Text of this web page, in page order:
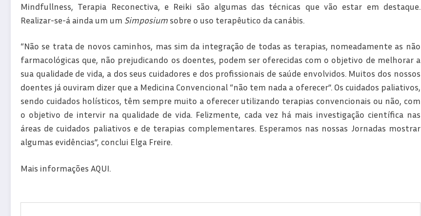
Mindfullness, Terapia Reconectiva, e Reiki são algumas das técnicas que vão estar em destaque.
Realizar-se-á ainda um um Simposium sobre o uso terapêutico da canábis.
“Não se trata de novos caminhos, mas sim da integração de todas as terapias, nomeadamente as não
farmacológicas que, não prejudicando os doentes, podem ser oferecidas com o objetivo de melhorar a
sua qualidade de vida, a dos seus cuidadores e dos profissionais de saúde envolvidos. Muitos dos nossos
doentes já ouviram dizer que a Medicina Convencional “não tem nada a oferecer”. Os cuidados paliativos,
sendo cuidados holísticos, têm sempre muito a oferecer utilizando terapias convencionais ou não, com
o objetivo de intervir na qualidade de vida. Felizmente, cada vez há mais investigação científica nas
áreas de cuidados paliativos e de terapias complementares. Esperamos nas nossas Jornadas mostrar
algumas evidências”, conclui Elga Freire.
Mais informações AQUI.